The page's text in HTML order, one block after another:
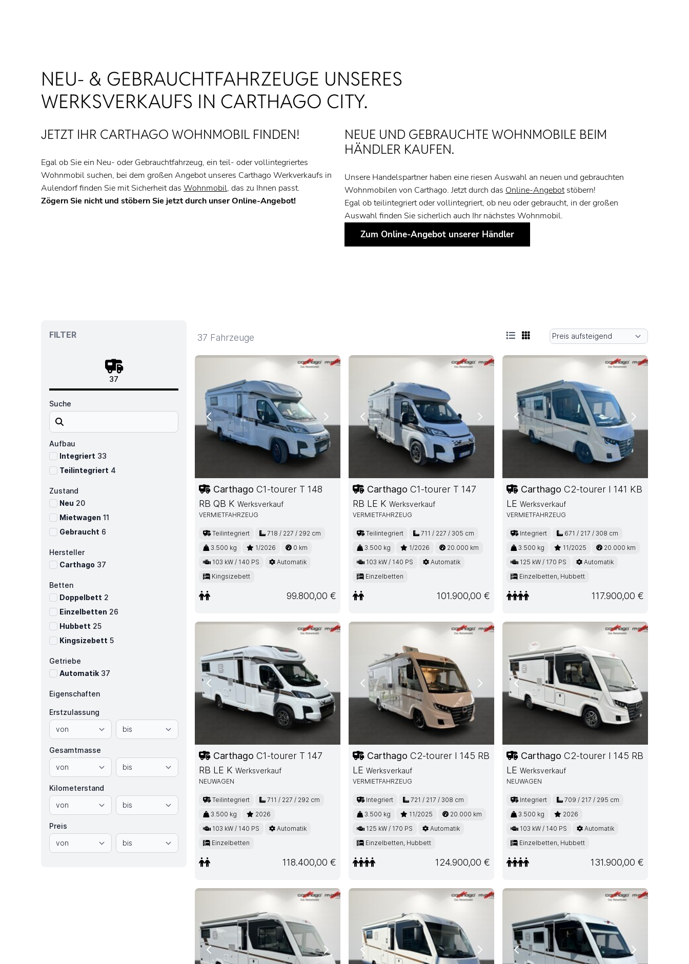
NEU- & GEBRAUCHTFAHRZEUGE UNSERES
WERKSVERKAUFS IN CARTHAGO CITY.
JETZT IHR CARTHAGO WOHNMOBIL FINDEN!
Egal ob Sie ein Neu- oder Gebrauchtfahrzeug, ein teil- oder vollintegriertes
Wohnmobil suchen, bei dem großen Angebot unseres Carthago Werkverkaufs in
Aulendorf finden Sie mit Sicherheit das Wohnmobil, das zu Ihnen passt.
Zögern Sie nicht und stöbern Sie jetzt durch unser Online-Angebot!
NEUE UND GEBRAUCHTE WOHNMOBILE BEIM
HÄNDLER KAUFEN.
Unsere Handelspartner haben eine riesen Auswahl an neuen und gebrauchten
Wohnmobilen von Carthago. Jetzt durch das Online-Angebotstöbern!
Egal ob teilintegriert oder vollintegriert, ob neu oder gebraucht, in der großen
Auswahl finden Sie sicherlich auch Ihr nächstes Wohnmobil.
Zum Online-Angebot unserer Händler
FILTER
37
Suche
Aufbau
Integriert 33
Teilintegriert 4
Zustand
Neu 20
Mietwagen 11
Gebraucht 6
Hersteller
Carthago 37
Betten
Doppelbett 2
Einzelbetten 26
Hubbett 25
Kingsizebett 5
Getriebe
Automatik 37
Eigenschaften
Erstzulassung
Gesamtmasse
Kilometerstand
Preis
37 Fahrzeuge
Previous Next
Carthago C1-tourer T 148
RB QB K Werksverkauf
VERMIETFAHRZEUG
Teilintegriert
718 / 227 / 292 cm
3.500 kg
1/2026
0 km
103 kW / 140 PS
Automatik
Kingsizebett
99.800,00 €
Previous Next
Carthago C1-tourer T 147
RB LE K Werksverkauf
VERMIETFAHRZEUG
Teilintegriert
711 / 227 / 305 cm
3.500 kg
1/2026
20.000 km
103 kW / 140 PS
Automatik
Einzelbetten
101.900,00 €
Previous Next
Carthago C2-tourer I 141 KB
LE Werksverkauf
VERMIETFAHRZEUG
Integriert
671 / 217 / 308 cm
3.500 kg
11/2025
20.000 km
125 kW / 170 PS
Automatik
Einzelbetten, Hubbett
117.900,00 €
Previous Next
Carthago C1-tourer T 147
RB LE K Werksverkauf
NEUWAGEN
Teilintegriert
711 / 227 / 292 cm
3.500 kg
2026
103 kW / 140 PS
Automatik
Einzelbetten
118.400,00 €
Previous Next
Carthago C2-tourer I 145 RB
LE Werksverkauf
VERMIETFAHRZEUG
Integriert
721 / 217 / 308 cm
3.500 kg
11/2025
20.000 km
125 kW / 170 PS
Automatik
Einzelbetten, Hubbett
124.900,00 €
Previous Next
Carthago C2-tourer I 145 RB
LE Werksverkauf
NEUWAGEN
Integriert
709 / 217 / 295 cm
3.500 kg
2026
103 kW / 140 PS
Automatik
Einzelbetten, Hubbett
131.900,00 €
Previous Next Previous Next Previous Next